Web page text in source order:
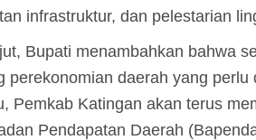
infrastruktur, dan pelestarian
Bupati menambahkan bahwa
perekonomian daerah yang
Pemkab Katingan akan terus
Pendapatan Daerah
2 min read
HEADLINE
LEGISLATIF